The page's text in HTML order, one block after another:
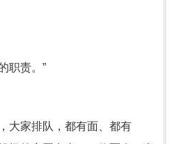
职责。”
大家排队，都有面、都有